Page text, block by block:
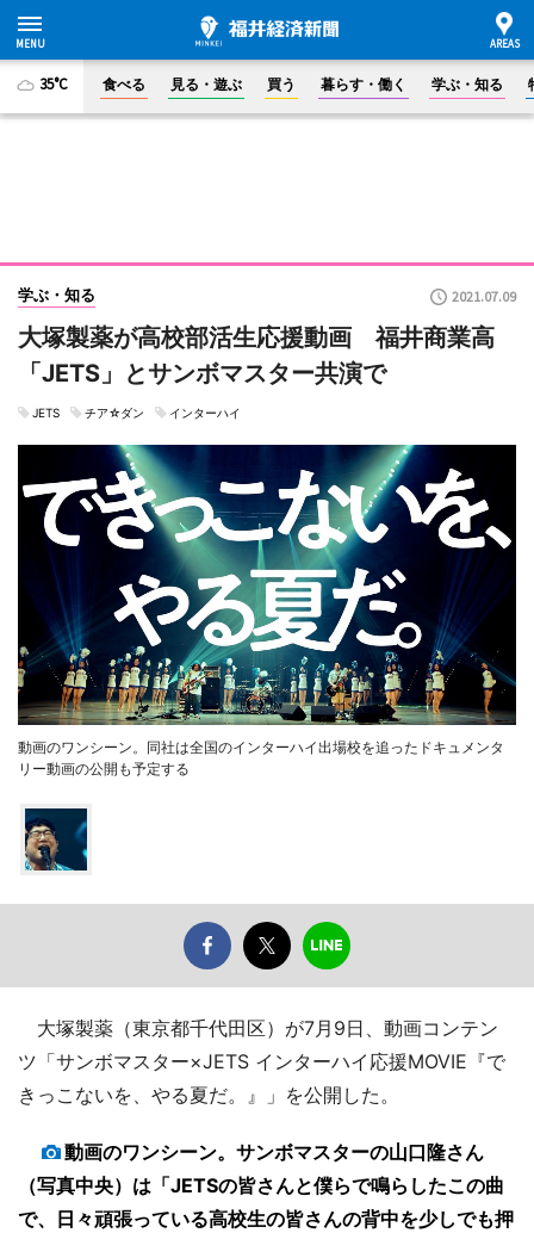
35°C 食べる 見る・遊ぶ 買う 暮らす・働く 学ぶ・知る
学ぶ・知る 2021.07.09
大塚製薬が高校部活生応援動画 福井商業高
「JETS」とサンボマスター共演で
JETS チア☆ダン インターハイ
動画のワンシーン。同社は全国のインターハイ出場校を追ったドキュメンタ
リー動画の公開も予定する
大塚製薬（東京都千代田区）が7月9日、動画コンテン
ツ「サンボマスター×JETS インターハイ応援MOVIE『で
きっこないを、やる夏だ。』」を公開した。
動画のワンシーン。サンボマスターの山口隆さん
（写真中央）は「JETSの皆さんと僕らで鳴らしたこの曲
で、日々頑張っている高校生の皆さんの背中を少しでも押